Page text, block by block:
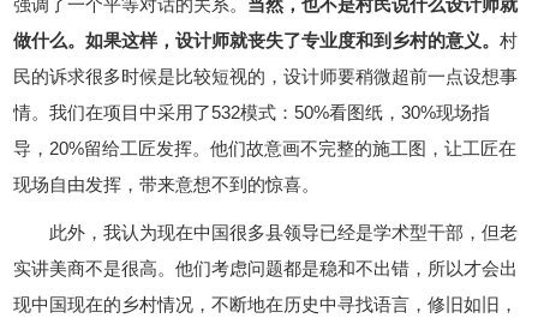
做什么。如果这样，设计师就丧失了专业度和到乡村的意义。村
民的诉求很多时候是比较短视的，设计师要稍微超前一点设想事
情。我们在项目中采用了532模式：50%看图纸，30%现场指
导，20%留给工匠发挥。他们故意画不完整的施工图，让工匠在
现场自由发挥，带来意想不到的惊喜。
此外，我认为现在中国很多县领导已经是学术型干部，但老
实讲美商不是很高。他们考虑问题都是稳和不出错，所以才会出
现中国现在的乡村情况，不断地在历史中寻找语言，修旧如旧，